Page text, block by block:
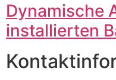
Dynamische
installierten